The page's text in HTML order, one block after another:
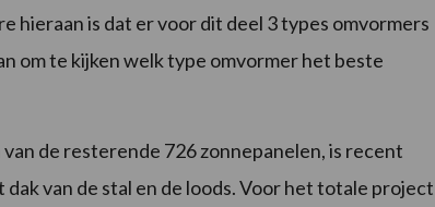
hieraan is dat er voor dit deel 3 types omvormers
om te kijken welk type omvormer het beste
de resterende 726 zonnepanelen, is recent
van de stal en de loods. Voor het totale project